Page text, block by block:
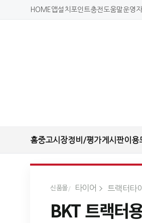
HOME 앱설치 포인트충전도움말운영
홈중고시장정비/평가게시판이용
신품몰 타이어 트랙터타
BKT 트랙터